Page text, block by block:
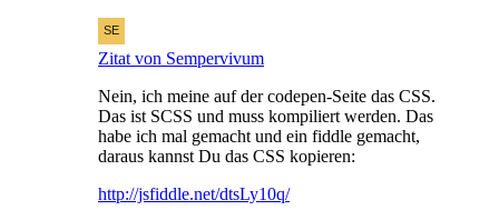
Zitat von Sempervivum
Nein, ich meine auf der codepen-Seite das CSS.
Das ist SCSS und muss kompiliert werden. Das
habe ich mal gemacht und ein fiddle gemacht,
daraus kannst Du das CSS kopieren:
http://jsfiddle.net/dtsLy10q/